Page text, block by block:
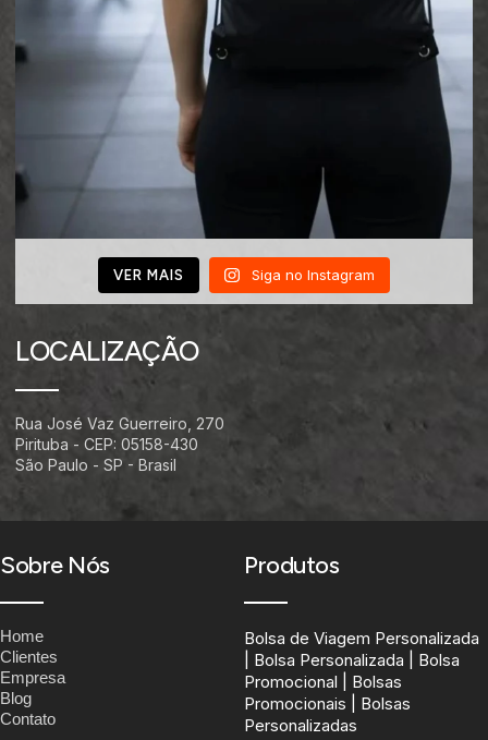
VER MAIS Siga no Instagram
LOCALIZAÇÃO
Rua José Vaz Guerreiro, 270
Pirituba - CEP: 05158-430
São Paulo - SP - Brasil
Sobre Nós
Home
Clientes
Empresa
Blog
Contato
Produtos
Bolsa de Viagem Personalizada
| Bolsa Personalizada | Bolsa
Promocional | Bolsas
Promocionais | Bolsas
Personalizadas